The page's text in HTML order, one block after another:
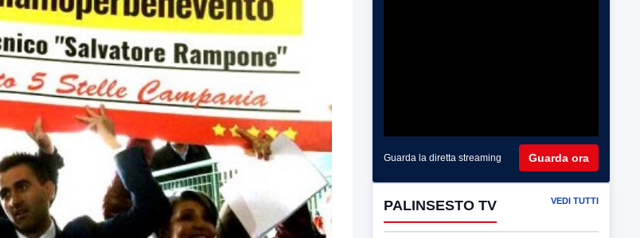
Guarda la diretta streaming Guarda ora
PALINSESTO TV VEDI TUTTI